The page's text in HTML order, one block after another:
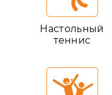
Настольный
теннис